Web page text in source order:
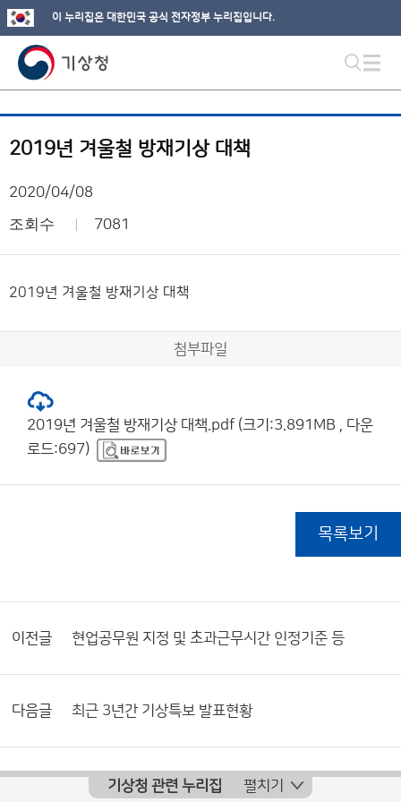
이 누리집은 대한민국 공식 전자정부 누리집입니다.
2019년 겨울철 방재기상 대책
2020/04/08
조회수 7081
2019년 겨울철 방재기상 대책
첨부파일
2019년 겨울철 방재기상 대책.pdf (크기:3.891MB , 다운
로드:697)
목록보기
이전글 현업공무원 지정 및 초과근무시간 인정기준 등
다음글 최근 3년간 기상특보 발표현황
기상청 관련 누리집 펼치기